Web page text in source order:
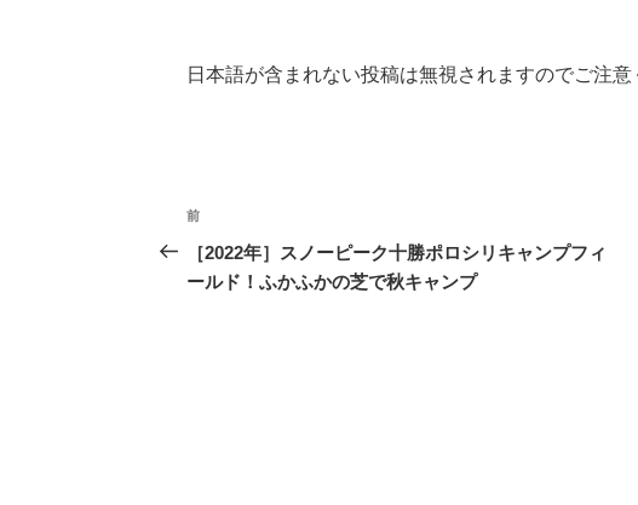
日本語が含まれない投稿は無視されますのでご注意
投
稿
ナ
前
の
投
前
［2022年］スノーピーク十勝ポロシリキャンプフィ
ールド！ふかふかの芝で秋キャンプ